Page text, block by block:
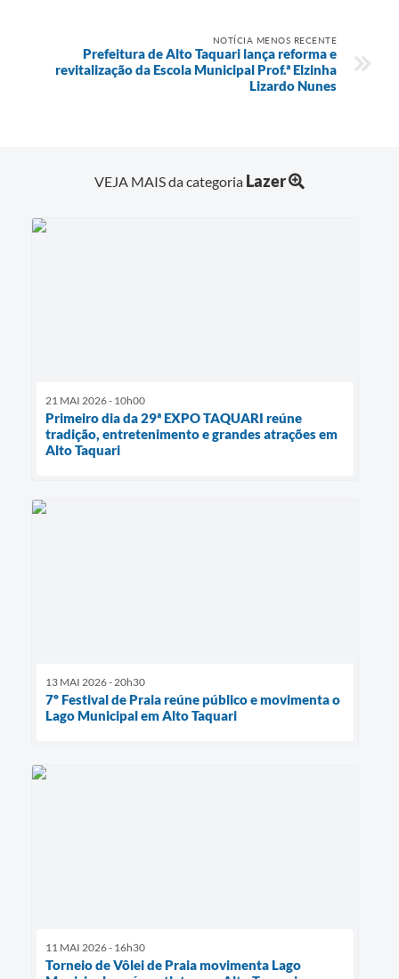
NOTÍCIA MENOS RECENTE
Prefeitura de Alto Taquari lança reforma e
revitalização da Escola Municipal Prof.ª Elzinha
Lizardo Nunes
VEJA MAIS da categoria Lazer
21 MAI 2026 - 10h00
Primeiro dia da 29ª EXPO TAQUARI reúne
tradição, entretenimento e grandes atrações em
Alto Taquari
13 MAI 2026 - 20h30
7º Festival de Praia reúne público e movimenta o
Lago Municipal em Alto Taquari
11 MAI 2026 - 16h30
Torneio de Vôlei de Praia movimenta Lago